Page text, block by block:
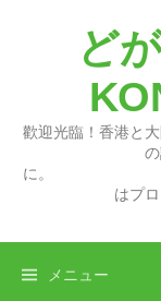
ど
歡迎光臨！香港と
に。
はプ
メニュー